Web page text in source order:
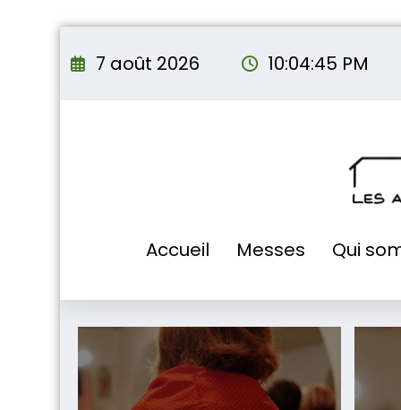
au
7 août 2026 10:04:46 PM
Accueil Messes Qui